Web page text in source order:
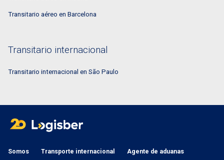
Transitario aéreo en Barcelona
Transitario internacional
Transitario internacional en São Paulo
Somos Transporte internacional
Agente de aduanas